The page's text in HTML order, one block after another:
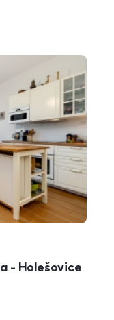
- Holešovice